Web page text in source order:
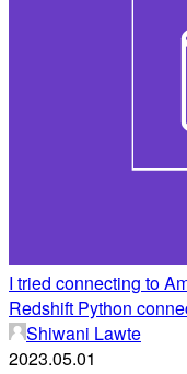
I tried connecting to
Redshift Python
Shiwani Lawte
2023.05.01